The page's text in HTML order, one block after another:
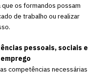
os formandos possam
de trabalho ou realizar
pessoais, sociais e
competências necessárias